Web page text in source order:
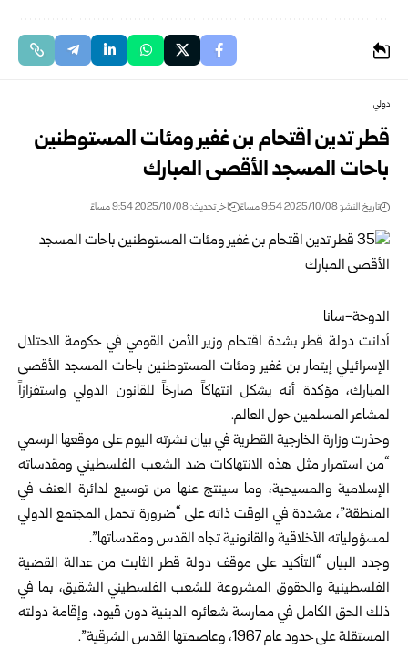
دولي
قطر تدين اقتحام بن غفير ومئات المستوطنين
باحات المسجد الأقصى المبارك
تاريخ النشر: 2025/10/08 9:54 مساءً اخر تحديث: 2025/10/08 9:54 مساءً
الدوحة-سانا
أدانت دولة قطر بشدة اقتحام وزير الأمن القومي في حكومة الاحتلال
الإسرائيلي إيتمار بن غفير ومئات المستوطنين باحات المسجد الأقصى
المبارك، مؤكدة أنه يشكل انتهاكاً صارخاً للقانون الدولي واستفزازاً
لمشاعر المسلمين حول العالم.
وحذرت وزارة الخارجية القطرية في بيان نشرته اليوم على موقعها الرسمي
“من استمرار مثل هذه الانتهاكات ضد الشعب الفلسطيني ومقدساته
الإسلامية والمسيحية، وما سينتج عنها من توسيع لدائرة العنف في
المنطقة”، مشددة في الوقت ذاته على “ضرورة تحمل المجتمع الدولي
لمسؤولياته الأخلاقية والقانونية تجاه القدس ومقدساتها”.
وجدد البيان “التأكيد على موقف دولة قطر الثابت من عدالة القضية
الفلسطينية والحقوق المشروعة للشعب الفلسطيني الشقيق، بما في
ذلك الحق الكامل في ممارسة شعائره الدينية دون قيود، وإقامة دولته
المستقلة على حدود عام 1967، وعاصمتها القدس الشرقية”.